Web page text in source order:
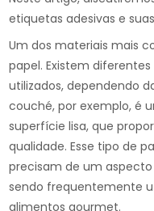
etiquetas adesivas e
Um dos materiais mais
papel. Existem
utilizados, dependendo
couché, por exemplo, é
superfície lisa, que
qualidade. Esse tipo de
precisam de um
sendo frequentemente
alimentos gourmet.